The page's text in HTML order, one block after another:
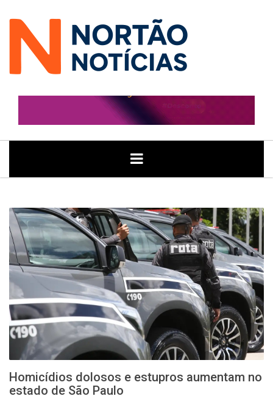
GERAL POLITICA ECONOMIA JUSTIÇA
Homicídios dolosos e estupros aumentam no
estado de São Paulo